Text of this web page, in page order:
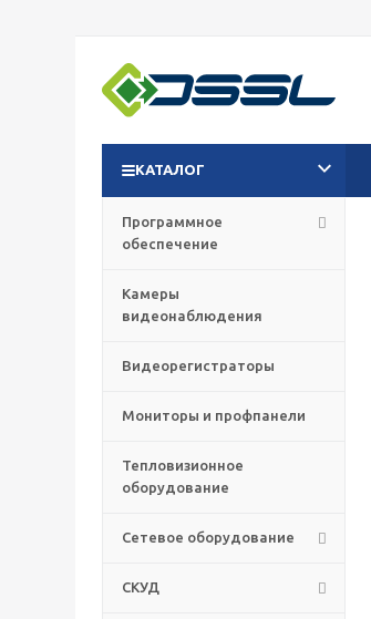
КАТАЛОГ
Программное
обеспечение
Камеры
видеонаблюдения
Видеорегистраторы
Мониторы и профпанели
Тепловизионное
оборудование
Сетевое оборудование
СКУД